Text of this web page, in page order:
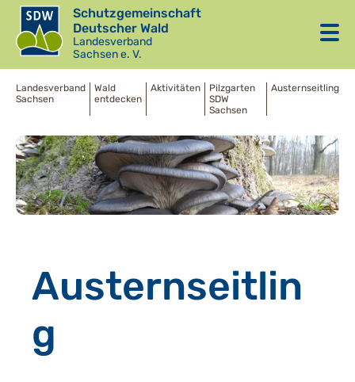
Schutzgemeinschaft
Deutscher Wald
Landesverband
Sachsen e. V.
Landesverband
Sachsen
Wald
entdecken
Aktivitäten
Pilzgarten
SDW
Sachsen
Austernseitling
Austernseitlin
g